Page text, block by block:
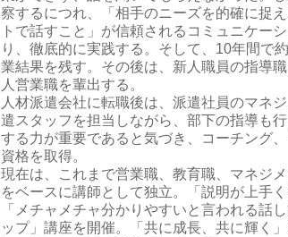
察するにつれ、「相手のニーズを的確に捉
トで話すこと」が信頼されるコミュニケー
り、徹底的に実践する。そして、10年間で
業結果を残す。その後は、新人職員の指導
人営業職を輩出する。
人材派遣会社に転職後は、派遣社員のマネ
遣スタッフを担当しながら、部下の指導も
する力が重要であると気づき、コーチング
資格を取得。
現在は、これまで営業職、教育職、マネジ
をベースに講師として独立。「説明が上手
「メチャメチャ分かりやすいと言われる話
ップ」講座を開催。「共に成長、共に輝く